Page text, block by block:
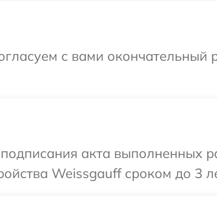
с вами окончательный
акта выполненных
Weissgauff сроком до 3